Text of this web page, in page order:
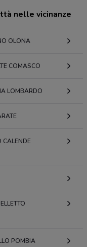
nelle vicinanze
OLONA
COMASCO
LOMBARDO
CALENDE
POMBIA